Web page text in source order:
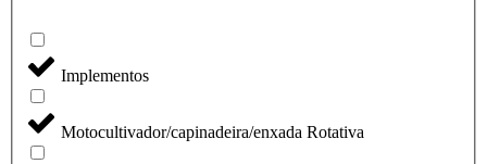
Implementos
Motocultivador/capinadeira/enxada Rotativa